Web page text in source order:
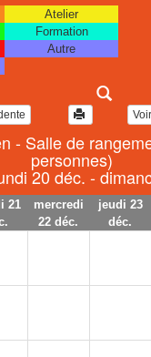
Atelier
Formation
Autre
- Salle de
personnes)
20 déc. -
21
mercredi
22 déc.
jeudi 23
déc.